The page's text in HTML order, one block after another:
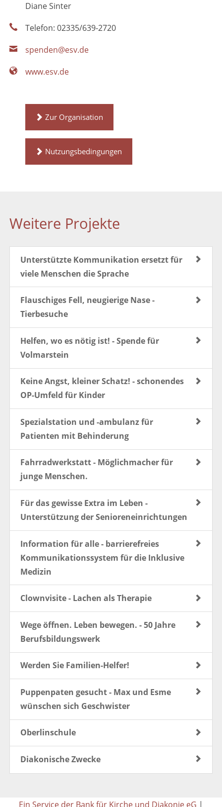
Diane Sinter
Telefon: 02335/639-2720
spenden@esv.de
www.esv.de
Zur Organisation
Nutzungsbedingungen
Weitere Projekte
Unterstützte Kommunikation ersetzt für
viele Menschen die Sprache
Flauschiges Fell, neugierige Nase -
Tierbesuche
Helfen, wo es nötig ist! - Spende für
Volmarstein
Keine Angst, kleiner Schatz! - schonendes
OP-Umfeld für Kinder
Spezialstation und -ambulanz für
Patienten mit Behinderung
Fahrradwerkstatt - Möglichmacher für
junge Menschen.
Für das gewisse Extra im Leben -
Unterstützung der Senioreneinrichtungen
Information für alle - barrierefreies
Kommunikationssystem für die Inklusive
Medizin
Clownvisite - Lachen als Therapie
Wege öffnen. Leben bewegen. - 50 Jahre
Berufsbildungswerk
Werden Sie Familien-Helfer!
Puppenpaten gesucht - Max und Esme
wünschen sich Geschwister
Oberlinschule
Diakonische Zwecke
Ein Service der Bank für Kirche und Diakonie eG |